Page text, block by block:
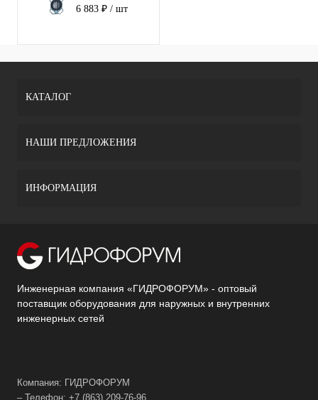
Ру16 с
6 883 ₽ / шт
КАТАЛОГ
НАШИ ПРЕДЛОЖЕНИЯ
ИНФОРМАЦИЯ
Инженерная компания «ГИДРОФОРУМ» - оптовый
поставщик оборудования для наружных и внутренних
инженерных сетей
Компания: ГИДРОФОРУМ
– Телефон: +7 (863) 209-76-96